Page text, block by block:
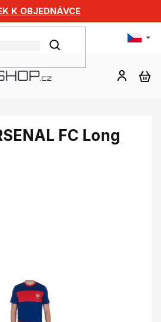
K OBJEDNÁVCE
HLEDAT
FC Long